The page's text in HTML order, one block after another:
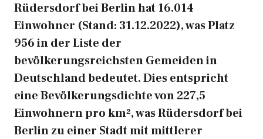
Rüdersdorf bei Berlin hat 16.014
Einwohner (Stand: 31.12.2022), was Platz
956 in der Liste der
bevölkerungsreichsten Gemeiden in
Deutschland bedeutet. Dies entspricht
eine Bevölkerungsdichte von 227,5
Einwohnern pro km², was Rüdersdorf bei
Berlin zu einer Stadt mit mittlerer